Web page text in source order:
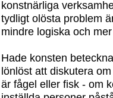
konstnärliga
tydligt olösta problem
mindre logiska och
Hade konsten
lönlöst att diskutera
är fågel eller fisk - om